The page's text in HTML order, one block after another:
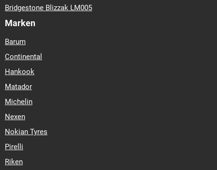
Bridgestone Blizzak LM005
Marken
Barum
Continental
Hankook
Matador
Michelin
Nexen
Nokian Tyres
Pirelli
Riken